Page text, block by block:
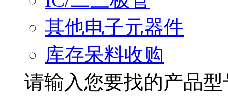
其他电子元器件
库存呆料收购
请输入您要找的产品型